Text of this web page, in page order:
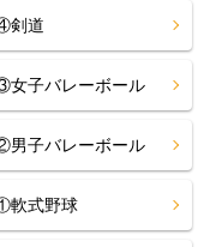
剣道
子バレーボール
子バレーボール
軟式野球